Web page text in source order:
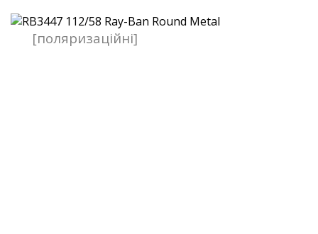
[поляризаційні]